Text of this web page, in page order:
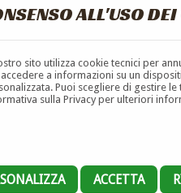
ALL'USO
sito utilizza cookie tecnici per
a informazioni su un
Puoi scegliere di gestire
sulla Privacy per ulteriori
ACCETTA
CONSADORI